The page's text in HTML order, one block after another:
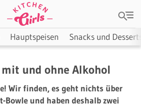
Hauptspeisen Snacks und
und ohne Alkohol
Wir finden, es geht nichts über
Bowle und haben deshalb zwei